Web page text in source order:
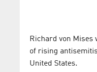
Richard von Mises
of rising
United States.